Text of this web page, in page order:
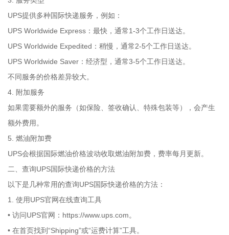
UPS提供多种国际快递服务，例如：
UPS Worldwide Express：最快，通常1-3个工作日送达。
UPS Worldwide Expedited：稍慢，通常2-5个工作日送达。
UPS Worldwide Saver：经济型，通常3-5个工作日送达。
不同服务的价格差异较大。
4. 附加服务
如果需要额外的服务（如保险、签收确认、特殊包装等），会产生
额外费用。
5. 燃油附加费
UPS会根据国际燃油价格波动收取燃油附加费，费率每月更新。
二、查询UPS国际快递价格的方法
以下是几种常用的查询UPS国际快递价格的方法：
1. 使用UPS官网在线查询工具
• 访问UPS官网：https://www.ups.com。
• 在首页找到“Shipping”或“运费计算”工具。